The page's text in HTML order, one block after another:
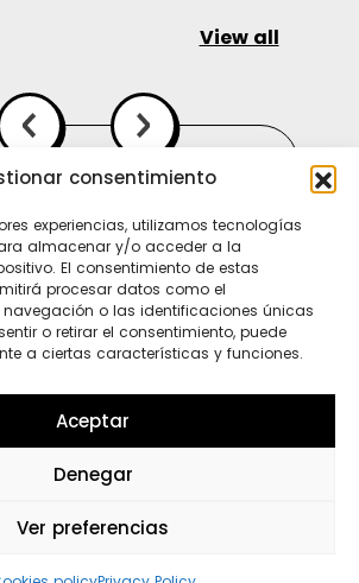
consentimiento
experiencias, utilizamos tecnologías
almacenar y/o acceder a la
El consentimiento de estas
procesar datos como el
o las identificaciones únicas
o retirar el consentimiento, puede
a ciertas características y funciones.
Aceptar
Denegar
Ver preferencias
View all